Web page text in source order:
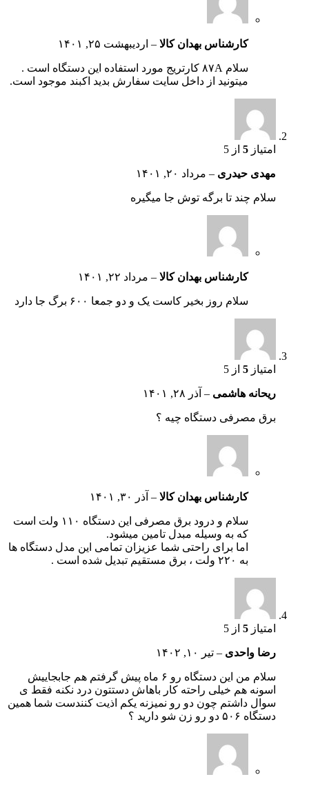
کارشناس بهدان کالا – اردیبهشت ۲۵, ۱۴۰۱
سلام ۸۷A کارتریج مورد استفاده این دستگاه است .
میتونید از داخل سایت سفارش بدید اکبند موجود است.
امتیاز 5 از 5
مهدی حیدری – مرداد ۲۰, ۱۴۰۱
سلام چند تا برگه توش جا میگیره
کارشناس بهدان کالا – مرداد ۲۲, ۱۴۰۱
سلام روز بخیر کاست یک و دو جمعا ۶۰۰ برگ جا دارد
امتیاز 5 از 5
ریحانه هاشمی – آذر ۲۸, ۱۴۰۱
برق مصرفی دستگاه چیه ؟
کارشناس بهدان کالا – آذر ۳۰, ۱۴۰۱
سلام و درود برق مصرفی این دستگاه ۱۱۰ ولت است
که به وسیله مبدل تامین میشود.
اما برای راحتی شما عزیزان تمامی این مدل دستگاه ها
به ۲۲۰ ولت ، برق مستقیم تبدیل شده است .
امتیاز 5 از 5
رضا واحدی – تیر ۱۰, ۱۴۰۲
سلام من این دستگاه رو ۶ ماه پیش گرفتم هم جابجاییش
اسونه هم خیلی راحته کار باهاش دستتون درد نکنه فقط ی
سوال داشتم چون دو رو نمیزنه یکم اذیت کنندست شما همین
دستگاه ۵۰۶ دو رو زن شو دارید ؟